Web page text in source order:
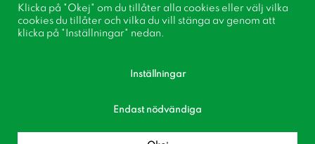
Inspiration
Klicka på "Okej" om du tillåter alla cookies eller välj vilka
cookies du tillåter och vilka du vill stänga av genom att
klicka på "Inställningar" nedan.
Inställningar
Endast nödvändiga